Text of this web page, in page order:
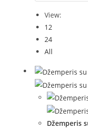
View:
12
24
All
Džemperis